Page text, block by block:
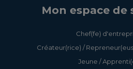
Mon espace de
Chef(fe)
Créateur(rice) /
Jeune /